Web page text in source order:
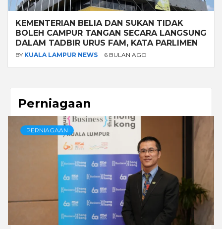
KEMENTERIAN BELIA DAN SUKAN TIDAK
BOLEH CAMPUR TANGAN SECARA LANGSUNG
DALAM TADBIR URUS FAM, KATA PARLIMEN
BY KUALA LAMPUR NEWS 6 BULAN AGO
Perniagaan
PERNIAGAAN